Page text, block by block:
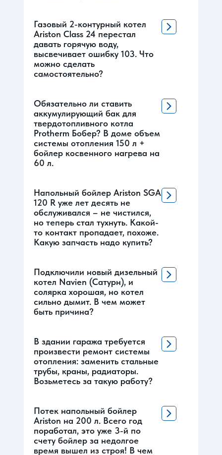
Газовый 2-контурный котел
Ariston Class 24 перестал
давать горячую воду,
высвечивает ошибку 103. Что
можно сделать
самостоятельно?
Обязательно ли ставить
аккумулирующий бак для
твердотопливного котла
Protherm Бобер? В доме объем
системы отопления 150 л +
бойлер косвенного нагрева на
60 л.
Напольный бойлер Ariston SGA
120 R уже лет десять не
обслуживался – не чистился,
но теперь стал тухнуть. Какой-
то контакт пропадает, похоже.
Какую запчасть надо купить?
Подключили новый дизельный
котел Navien (Сатурн), и
солярка хорошая, но котел
сильно дымит. В чем может
быть причина?
В здании гаража требуется
произвести ремонт системы
отопления: заменить стальные
трубы, краны, радиаторы.
Возьметесь за такую работу?
Потек напольный бойлер
Ariston на 200 л. Всего год
поработал, это уже 3-й по
счету бойлер за недолгое
время вышел из строя! В чем